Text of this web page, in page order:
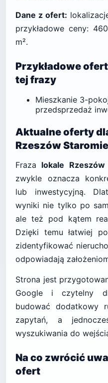
Dane z ofert:
przykładowe ceny:
m².
Przykładowe
tej frazy
Mieszkanie 3-
przedsprzedaż
Aktualne oferty
Rzeszów
Fraza lokale
zwykle oznacza
lub inwestycyjną.
wyniki nie tylko po
ale też pod kątem
Dzięki temu łatwiej
zidentyfikować
odpowiadają
Strona jest
Google i czytelny
budować dodatkowy
zapytań, a
wyszukiwania do
Na co zwrócić
ofert